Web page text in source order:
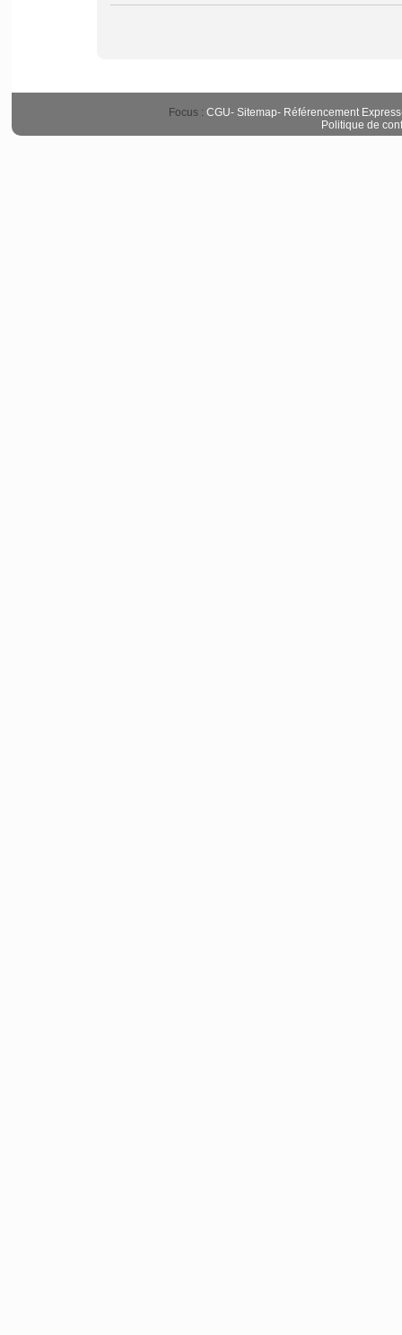
Focus : CGU- Sitemap- Référencement Express
Politique de